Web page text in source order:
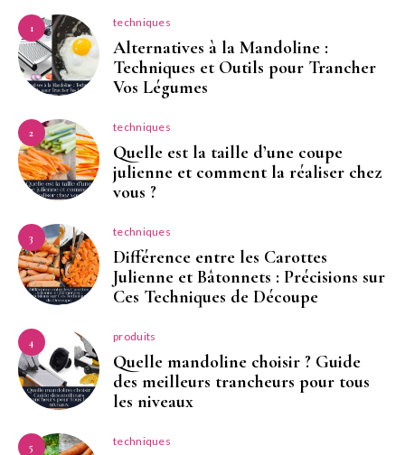
1 techniques
Alternatives à la Mandoline :
Techniques et Outils pour Trancher
Vos Légumes
2 techniques
Quelle est la taille d’une coupe
julienne et comment la réaliser chez
vous ?
3 techniques
Différence entre les Carottes
Julienne et Bâtonnets : Précisions sur
Ces Techniques de Découpe
4 produits
Quelle mandoline choisir ? Guide
des meilleurs trancheurs pour tous
les niveaux
5 techniques